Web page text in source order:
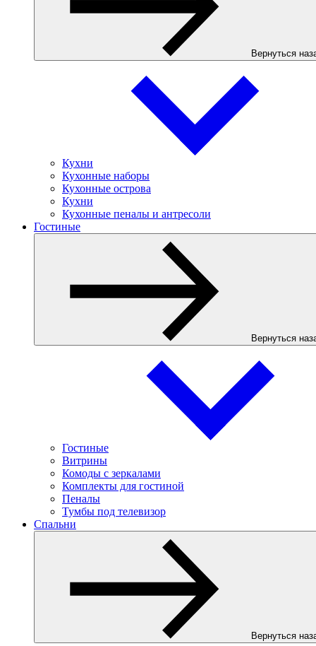
Вернуться
Кухни
Кухонные наборы
Кухонные острова
Кухни
Кухонные пеналы и антресоли
Гостиные
Вернуться
Гостиные
Витрины
Комоды с зеркалами
Комплекты для гостиной
Пеналы
Тумбы под телевизор
Спальни
Вернуться